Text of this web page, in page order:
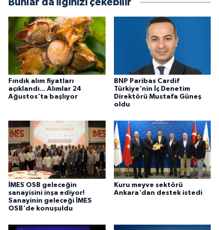
Bunlar da ilginizi çekebilir
Fındık alım fiyatları
açıklandı... Alımlar 24
Ağustos'ta başlıyor
BNP Paribas Cardif
Türkiye'nin İç Denetim
Direktörü Mustafa Güneş
oldu
İMES OSB geleceğin
sanayisini inşa ediyor!
Sanayinin geleceği İMES
OSB'de konuşuldu
Kuru meyve sektörü
Ankara'dan destek istedi